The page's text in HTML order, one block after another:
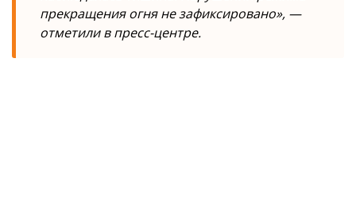
прекращения огня не зафиксировано», —
отметили в пресс-центре.